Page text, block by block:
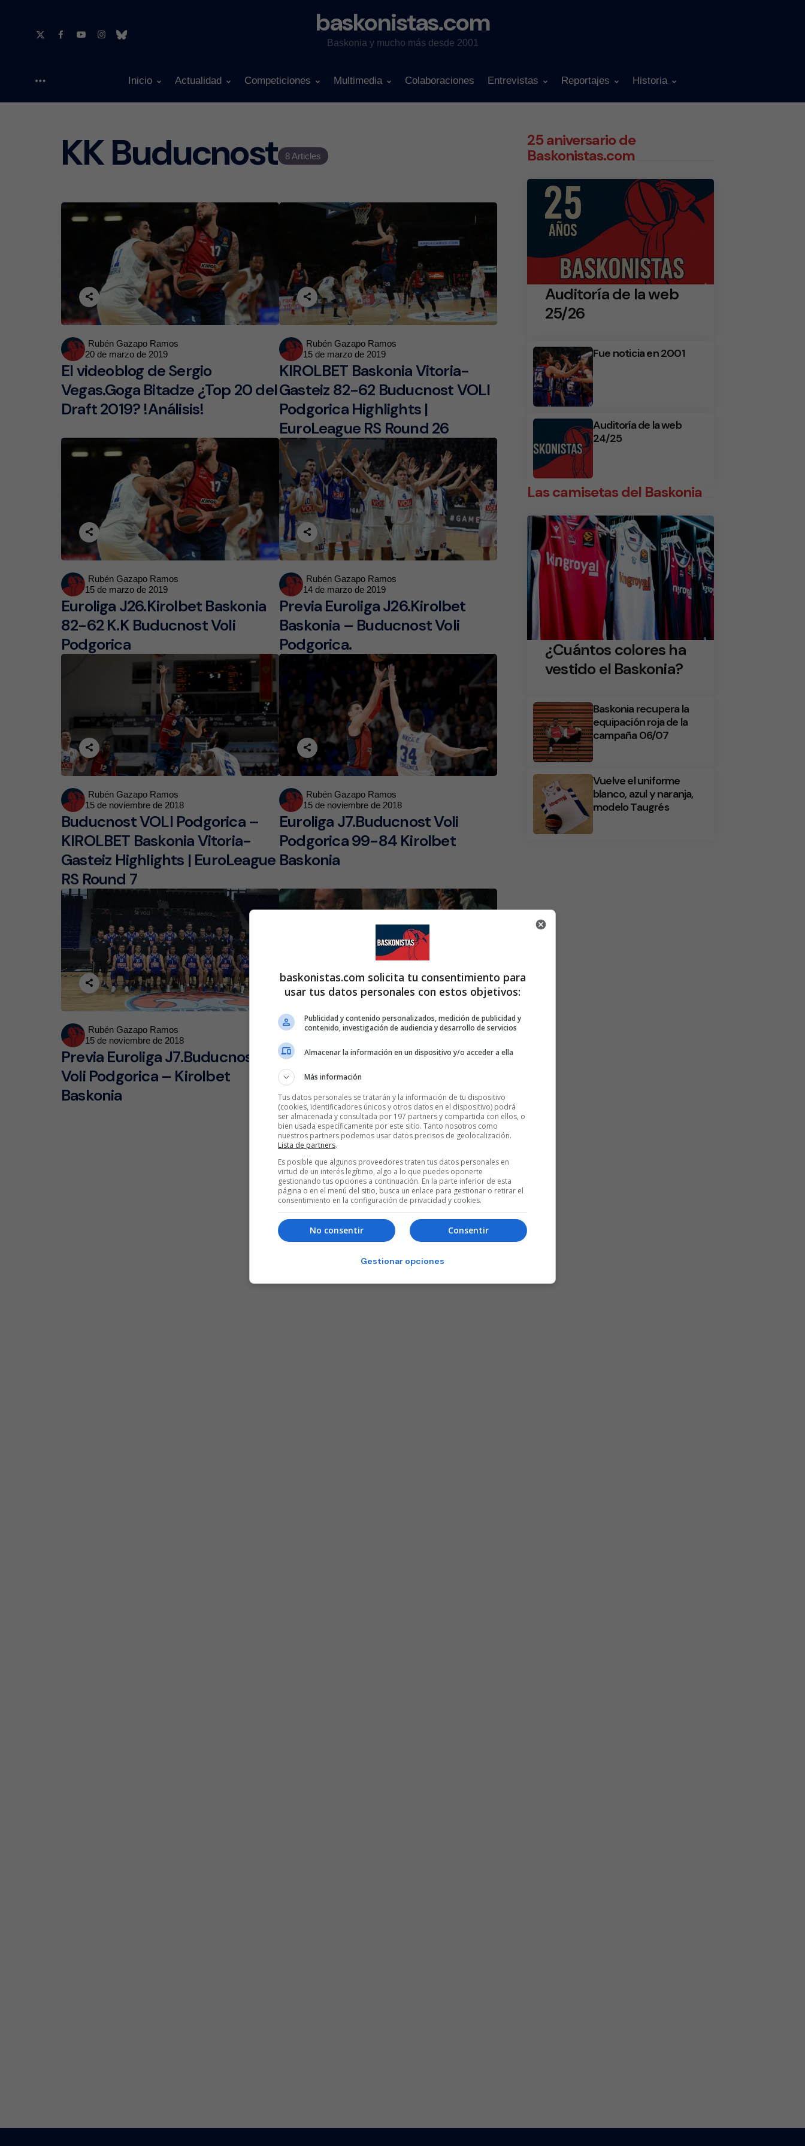
baskonistas.com
Baskonia y mucho más desde 2001
Inicio Actualidad Competiciones Multimedia Colaboraciones Entrevistas Reportajes Historia
8 Articles
KK Buducnost
Posted
by
Rubén Gazapo Ramos
20 de marzo de 2019
El videoblog de Sergio
Vegas.Goga Bitadze ¿Top 20 del
Draft 2019? !Análisis!
Posted
by
Rubén Gazapo Ramos
15 de marzo de 2019
KIROLBET Baskonia Vitoria-
Gasteiz 82-62 Buducnost VOLI
Podgorica Highlights |
EuroLeague RS Round 26
Posted
by
Rubén Gazapo Ramos
15 de marzo de 2019
Euroliga J26.Kirolbet Baskonia
82-62 K.K Buducnost Voli
Podgorica
Posted
by
Rubén Gazapo Ramos
14 de marzo de 2019
Previa Euroliga J26.Kirolbet
Baskonia – Buducnost Voli
Podgorica.
Posted
by
Rubén Gazapo Ramos
15 de noviembre de 2018
Buducnost VOLI Podgorica –
KIROLBET Baskonia Vitoria-
Gasteiz Highlights | EuroLeague
RS Round 7
Posted
by
Rubén Gazapo Ramos
15 de noviembre de 2018
Euroliga J7.Buducnost Voli
Podgorica 99-84 Kirolbet
Baskonia
Posted
by
Rubén Gazapo Ramos
15 de noviembre de 2018
Previa Euroliga J7.Buducnost
Voli Podgorica – Kirolbet
Baskonia
Posted
Rubén Gazapo Ramos
Dusko Ivanovic, la primera gran
estrella de KK Buducnost
25 aniversario de
Baskonistas.com
Auditoría de la web
25/26
Fue noticia en 2001
Auditoría de la web
24/25
Las camisetas del Baskonia
¿Cuántos colores ha
vestido el Baskonia?
Baskonia recupera la
equipación roja de la
campaña 06/07
Vuelve el uniforme
blanco, azul y naranja,
modelo Taugrés
baskonistas.com solicita tu consentimiento para
usar tus datos personales con estos objetivos:
Publicidad y contenido personalizados, medición de publicidad y
contenido, investigación de audiencia y desarrollo de servicios
Almacenar la información en un dispositivo y/o acceder a ella
Más información
Tus datos personales se tratarán y la información de tu dispositivo
(cookies, identificadores únicos y otros datos en el dispositivo) podrá
ser almacenada y consultada por 197 partners y compartida con ellos, o
bien usada específicamente por este sitio. Tanto nosotros como
nuestros partners podemos usar datos precisos de geolocalización.
Lista de partners.
Es posible que algunos proveedores traten tus datos personales en
virtud de un interés legítimo, algo a lo que puedes oponerte
gestionando tus opciones a continuación. En la parte inferior de esta
página o en el menú del sitio, busca un enlace para gestionar o retirar el
consentimiento en la configuración de privacidad y cookies.
Consentir
No consentir
Gestionar opciones